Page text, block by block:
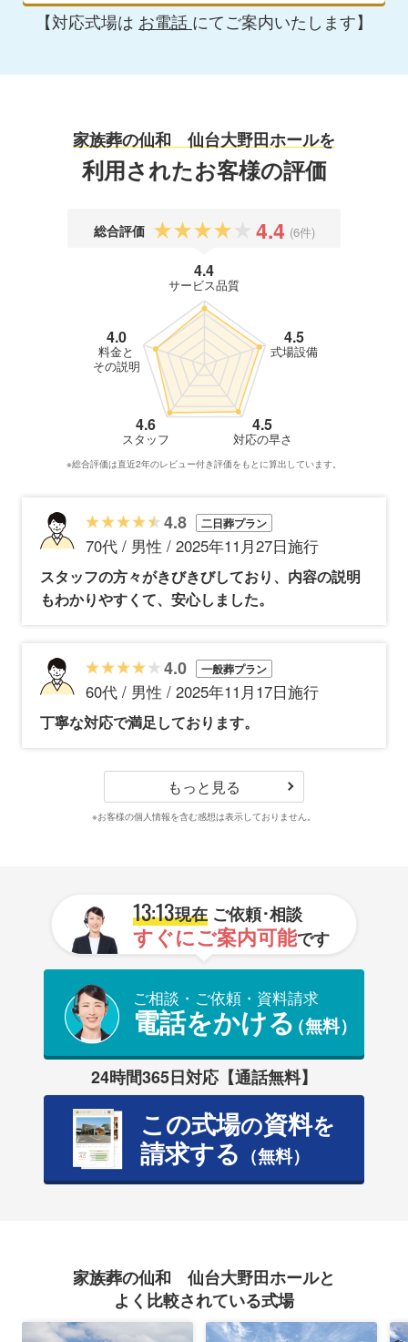
【対応式場は お電話 にてご案内いたします】
家族葬の仙和 仙台大野田ホールを
利用されたお客様の評価
総合評価 4.4 (6件)
4.4
サービス品質
4.5
式場設備
4.5
対応の早さ
4.6
スタッフ
4.0
料金と
その説明
※総合評価は直近2年のレビュー付き評価をもとに算出しています。
4.8 二日葬プラン
70代 / 男性 / 2025年11月27日施行
スタッフの方々がきびきびしており、内容の説明
もわかりやすくて、安心しました。
4.0 一般葬プラン
60代 / 男性 / 2025年11月17日施行
丁寧な対応で満足しております。
もっと見る
※お客様の個人情報を含む感想は表示しておりません。
13:13現在ご依頼･相談
すぐにご案内可能です
ご相談・ご依頼・資料請求
電話をかける（無料）
24時間365日対応【通話無料】
この式場の資料を
請求する （無料）
家族葬の仙和 仙台大野田ホールと
よく比較されている式場